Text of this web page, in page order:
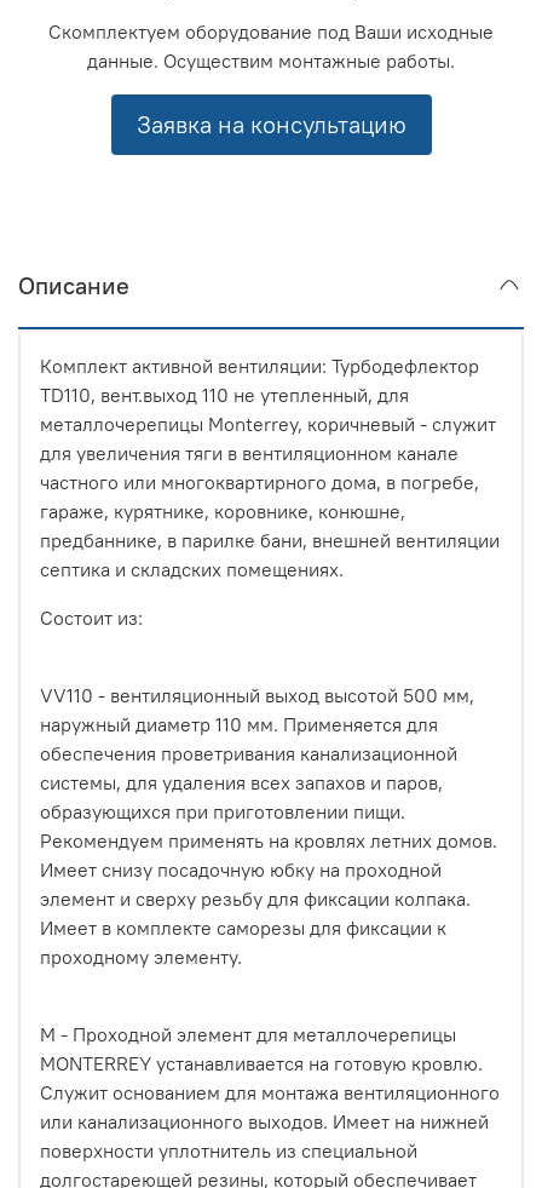
Скомплектуем оборудование под Ваши исходные
данные. Осуществим монтажные работы.
Заявка на консультацию
Описание
Комплект активной вентиляции: Турбодефлектор
TD110, вент.выход 110 не утепленный, для
металлочерепицы Monterrey, коричневый - служит
для увеличения тяги в вентиляционном канале
частного или многоквартирного дома, в погребе,
гараже, курятнике, коровнике, конюшне,
предбаннике, в парилке бани, внешней вентиляции
септика и складских помещениях.
Состоит из:
VV110 - вентиляционный выход высотой 500 мм,
наружный диаметр 110 мм. Применяется для
обеспечения проветривания канализационной
системы, для удаления всех запахов и паров,
образующихся при приготовлении пищи.
Рекомендуем применять на кровлях летних домов.
Имеет снизу посадочную юбку на проходной
элемент и сверху резьбу для фиксации колпака.
Имеет в комплекте саморезы для фиксации к
проходному элементу.
M - Проходной элемент для металлочерепицы
MONTERREY устанавливается на готовую кровлю.
Служит основанием для монтажа вентиляционного
или канализационного выходов. Имеет на нижней
поверхности уплотнитель из специальной
долгостареющей резины, который обеспечивает